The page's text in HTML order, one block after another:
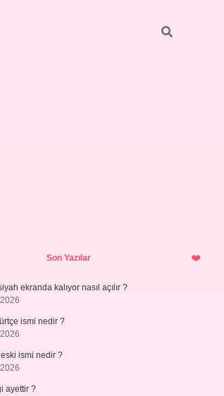
Son Yazılar
ekranda kalıyor nasıl açılır ?
ismi nedir ?
ismi nedir ?
ayettir ?